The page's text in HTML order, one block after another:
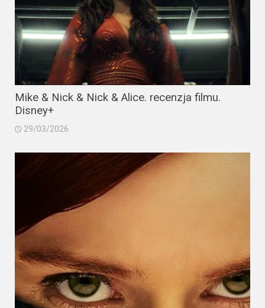
Mike & Nick & Nick & Alice. recenzja filmu.
Disney+
29/03/2026